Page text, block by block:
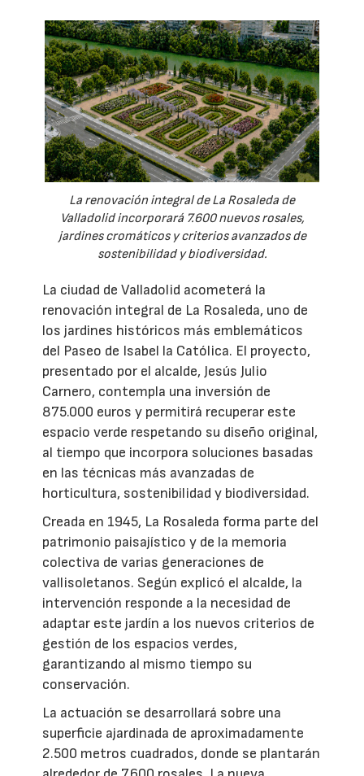
La renovación integral de La Rosaleda de
Valladolid incorporará 7.600 nuevos rosales,
jardines cromáticos y criterios avanzados de
sostenibilidad y biodiversidad.
La ciudad de Valladolid acometerá la
renovación integral de La Rosaleda, uno de
los jardines históricos más emblemáticos
del Paseo de Isabel la Católica. El proyecto,
presentado por el alcalde, Jesús Julio
Carnero, contempla una inversión de
875.000 euros y permitirá recuperar este
espacio verde respetando su diseño original,
al tiempo que incorpora soluciones basadas
en las técnicas más avanzadas de
horticultura, sostenibilidad y biodiversidad.
Creada en 1945, La Rosaleda forma parte del
patrimonio paisajístico y de la memoria
colectiva de varias generaciones de
vallisoletanos. Según explicó el alcalde, la
intervención responde a la necesidad de
adaptar este jardín a los nuevos criterios de
gestión de los espacios verdes,
garantizando al mismo tiempo su
conservación.
La actuación se desarrollará sobre una
superficie ajardinada de aproximadamente
2.500 metros cuadrados, donde se plantarán